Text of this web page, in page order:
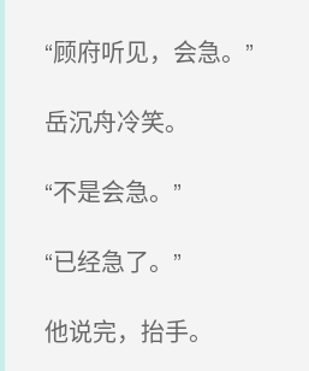
“顾府听见，会急。”
岳沉舟冷笑。
“不是会急。”
“已经急了。”
他说完，抬手。